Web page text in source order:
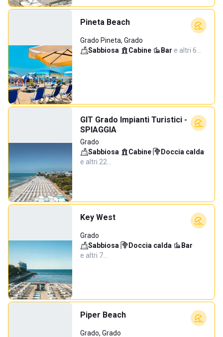
Pineta Beach
Grado Pineta, Grado
Sabbiosa· Cabine· Bar·e altri 6…
GIT Grado Impianti Turistici -
SPIAGGIA
Grado
Sabbiosa· Cabine· Doccia calda·
e altri 22…
Key West
Grado
Sabbiosa· Doccia calda· Bar·
e altri 7…
Piper Beach
Grado, Grado